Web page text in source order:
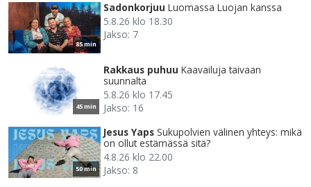
85 min
Sadonkorjuu Luomassa Luojan kanssa
5.8.26 klo 18.30
Jakso: 7
45 min
Rakkaus puhuu Kaavailuja taivaan
suunnalta
5.8.26 klo 17.45
Jakso: 16
50 min
Jesus Yaps Sukupolvien välinen yhteys: mikä
on ollut estämässä sitä?
4.8.26 klo 22.00
Jakso: 8